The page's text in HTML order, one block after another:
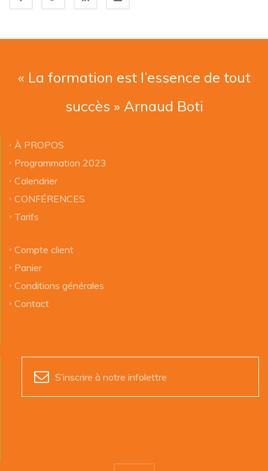
« La formation est l’essence de tout
succès » Arnaud Boti
À PROPOS
Programmation 2023
Calendrier
CONFÉRENCES
Tarifs
Compte client
Panier
Conditions générales
Contact
S’inscrire à notre infolettre